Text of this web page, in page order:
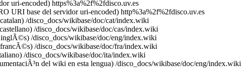
uri-encoded) https%3a%2f%2fdisco.uv.es
URI base del servidor uri-encoded) http%3a%2f%2fdisco.uv.es
/disco_docs/wikibase/doc/cat/index.wiki
/disco_docs/wikibase/doc/cas/index.wiki
/disco_docs/wikibase/doc/eng/index.wiki
/disco_docs/wikibase/doc/fra/index.wiki
/disco_docs/wikibase/doc/ita/index.wiki
del wiki en esta lengua) /disco_docs/wikibase/doc/eng/index.wiki